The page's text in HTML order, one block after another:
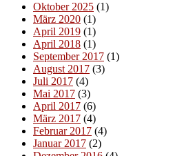
Oktober 2025 (1)
März 2020 (1)
April 2019 (1)
April 2018 (1)
September 2017 (1)
August 2017 (3)
Juli 2017 (4)
Mai 2017 (3)
April 2017 (6)
März 2017 (4)
Februar 2017 (4)
Januar 2017 (2)